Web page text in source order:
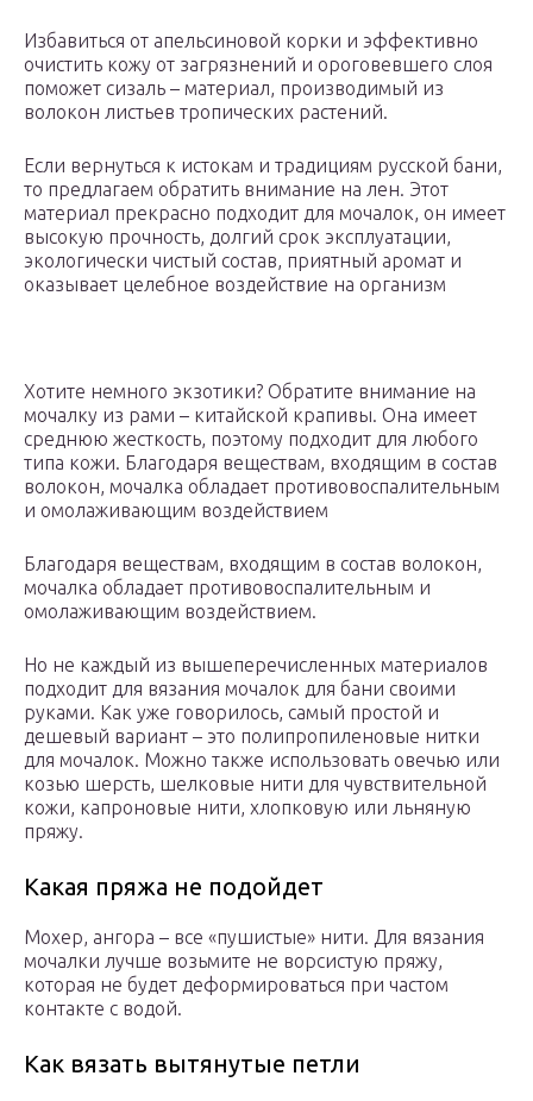
Избавиться от апельсиновой корки и эффективно
очистить кожу от загрязнений и ороговевшего слоя
поможет сизаль – материал, производимый из
волокон листьев тропических растений.
Если вернуться к истокам и традициям русской бани,
то предлагаем обратить внимание на лен. Этот
материал прекрасно подходит для мочалок, он имеет
высокую прочность, долгий срок эксплуатации,
экологически чистый состав, приятный аромат и
оказывает целебное воздействие на организм
Хотите немного экзотики? Обратите внимание на
мочалку из рами – китайской крапивы. Она имеет
среднюю жесткость, поэтому подходит для любого
типа кожи. Благодаря веществам, входящим в состав
волокон, мочалка обладает противовоспалительным
и омолаживающим воздействием
Благодаря веществам, входящим в состав волокон,
мочалка обладает противовоспалительным и
омолаживающим воздействием.
Но не каждый из вышеперечисленных материалов
подходит для вязания мочалок для бани своими
руками. Как уже говорилось, самый простой и
дешевый вариант – это полипропиленовые нитки
для мочалок. Можно также использовать овечью или
козью шерсть, шелковые нити для чувствительной
кожи, капроновые нити, хлопковую или льняную
пряжу.
Какая пряжа не подойдет
Мохер, ангора – все «пушистые» нити. Для вязания
мочалки лучше возьмите не ворсистую пряжу,
которая не будет деформироваться при частом
контакте с водой.
Как вязать вытянутые петли